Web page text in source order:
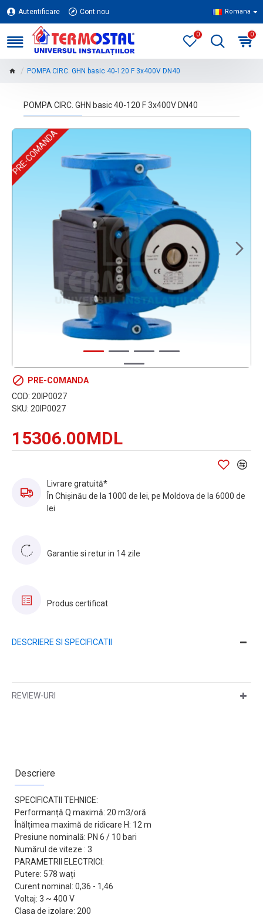
Autentificare Cont nou Romana
0 0
POMPA CIRC. GHN basic 40-120 F 3x400V DN40
POMPA CIRC. GHN basic 40-120 F 3x400V DN40
PRE-COMANDA
15306.00MDL
PRE-COMANDA
COD: 20IP0027
SKU: 20IP0027
Livrare gratuită*
În Chișinău de la 1000 de lei, pe Moldova de la 6000 de
lei
Garantie si retur in 14 zile
Produs certificat
DESCRIERE SI SPECIFICATII
REVIEW-URI
Descriere
SPECIFICATII TEHNICE:
Performanță Q maximă: 20 m3/oră
Înălțimea maximă de ridicare H: 12 m
Presiune nominală: PN 6 / 10 bari
Numărul de viteze : 3
PARAMETRII ELECTRICI:
Putere: 578 wați
Curent nominal: 0,36 - 1,46
Voltaj: 3 ~ 400 V
Clasa de izolare: 200